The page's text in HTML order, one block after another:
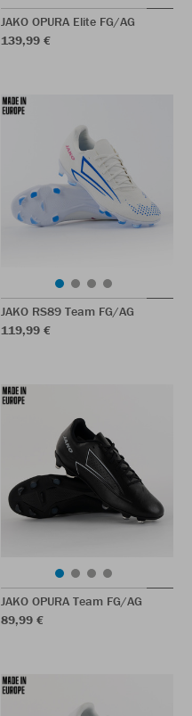
JAKO OPURA Elite FG/AG
139,99 €
JAKO RS89 Team FG/AG
119,99 €
JAKO OPURA Team FG/AG
89,99 €